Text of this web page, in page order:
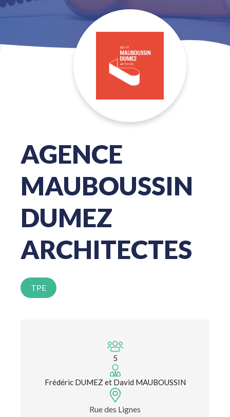
AGENCE
MAUBOUSSIN
DUMEZ
ARCHITECTES
TPE
5
Frédéric DUMEZ et David MAUBOUSSIN
Rue des Lignes